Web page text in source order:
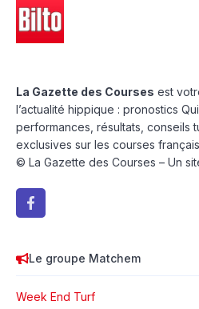
La Gazette des Courses est
l’actualité hippique : pronostics
performances, résultats, conseils
exclusives sur les courses
© La Gazette des Courses – Un
Le groupe Matchem
Week End Turf